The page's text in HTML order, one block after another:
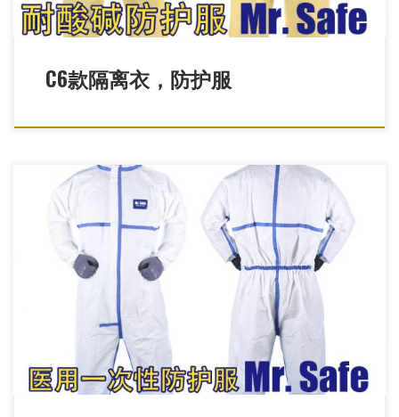
C6款隔离衣，防护服
C5医用一次性防护服/胶条型防护服，医用防疫服，医用防护服，
连体防疫服，一次性防疫服，养殖防疫服，畜牧业防疫服，猪瘟疫